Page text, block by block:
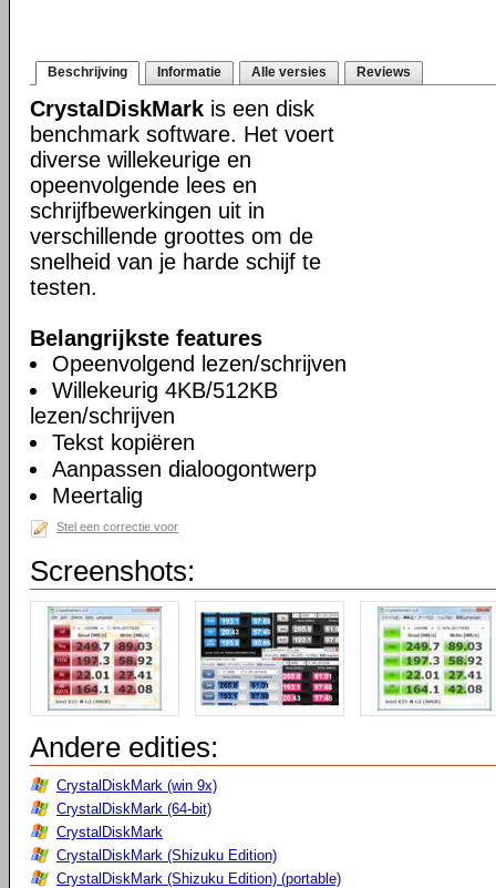
Beschrijving Informatie Alle versies Reviews
CrystalDiskMark is een disk
benchmark software. Het voert
diverse willekeurige en
opeenvolgende lees en
schrijfbewerkingen uit in
verschillende groottes om de
snelheid van je harde schijf te
testen.
Belangrijkste features
Opeenvolgend lezen/schrijven
Willekeurig 4KB/512KB
lezen/schrijven
Tekst kopiëren
Aanpassen dialoogontwerp
Meertalig
Stel een correctie voor
Screenshots:
Andere edities:
CrystalDiskMark (win 9x)
CrystalDiskMark (64-bit)
CrystalDiskMark
CrystalDiskMark (Shizuku Edition)
CrystalDiskMark (Shizuku Edition) (portable)